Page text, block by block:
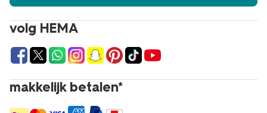
volg HEMA
makkelijk betalen*